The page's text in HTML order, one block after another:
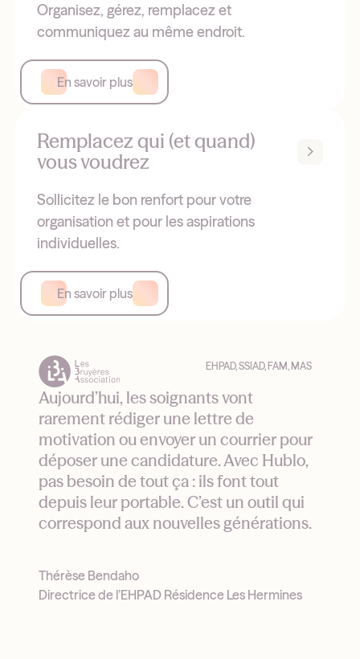
Organisez, gérez, remplacez et
communiquez au même endroit.
En savoir plus
Remplacez qui (et quand)
vous voudrez
Sollicitez le bon renfort pour votre
organisation et pour les aspirations
individuelles.
En savoir plus
EHPAD, SSIAD, FAM, MAS
Aujourd’hui, les soignants vont
rarement rédiger une lettre de
motivation ou envoyer un courrier pour
déposer une candidature. Avec Hublo,
pas besoin de tout ça : ils font tout
depuis leur portable. C’est un outil qui
correspond aux nouvelles générations.
Thérèse Bendaho
Directrice de l’EHPAD Résidence Les Hermines